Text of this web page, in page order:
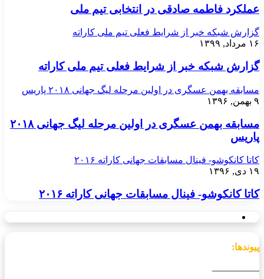
عملکرد فاطمه صادقی در انتخابی تیم ملی
گزارش شبکه خبر از شرایط فعلی تیم ملی کاراته
۱۶ مرداد, ۱۳۹۹
گزارش شبکه خبر از شرایط فعلی تیم ملی کاراته
مسابقه بهمن عسگری در اولین مرحله لیگ جهانی ۲۰۱۸ پاریس
۹ بهمن, ۱۳۹۶
مسابقه بهمن عسگری در اولین مرحله لیگ جهانی ۲۰۱۸
پاریس
کاتا کانکوشو- فینال مسابقات جهانی کاراته ۲۰۱۶
۱۹ دی, ۱۳۹۶
کاتا کانکوشو- فینال مسابقات جهانی کاراته ۲۰۱۶
پیوندها: